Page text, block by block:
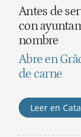
Antes de
con
nombre
Abre en
de carne
Leer en